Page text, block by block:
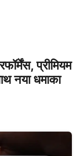
प्रीमियम
नया धमाका